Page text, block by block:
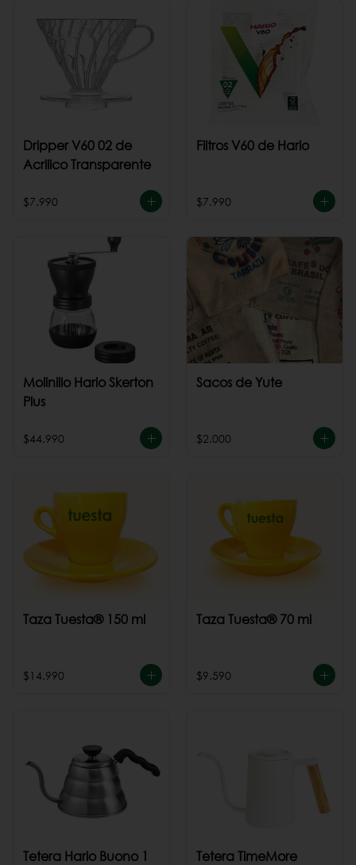
Dripper V60 02 de
Acrilico Transparente
$7.990
Filtros V60 de Hario
$7.990
Molinillo Hario Skerton
Plus
$44.990
Sacos de Yute
$2.000
Taza Tuesta® 150 ml
$14.990
Taza Tuesta® 70 ml
$9.590
Tetera Hario Buono 1
Tetera TimeMore